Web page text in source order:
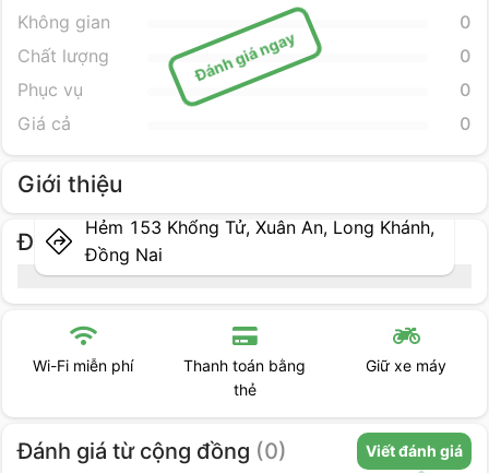
Đánh giá ngay
Không gian
0
Chất lượng
0
Phục vụ
0
Giá cả
0
Giới thiệu
Địa điểm cụ thể
Hẻm 153 Khổng Tử, Xuân An, Long Khánh,
Đồng Nai
Wi-Fi miễn phí
Thanh toán bằng
thẻ
Giữ xe máy
Đánh giá từ cộng đồng (0) Viết đánh giá